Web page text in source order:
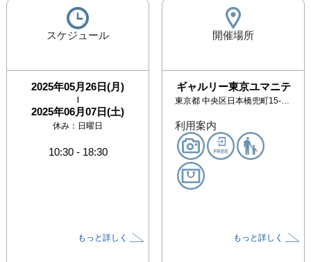
スケジュール
2025年05月26日(月)
|
2025年06月07日(土)
休み： 日曜日
10:30- 18:30
もっと詳しく
開催場所
ギャルリー東京ユマニテ
東京都 中央区日本橋兜町15-12 八重洲カトウビル１F
利用案内
もっと詳しく